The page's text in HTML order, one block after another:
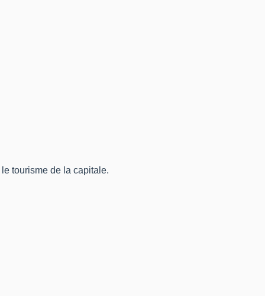
tourisme de la capitale.